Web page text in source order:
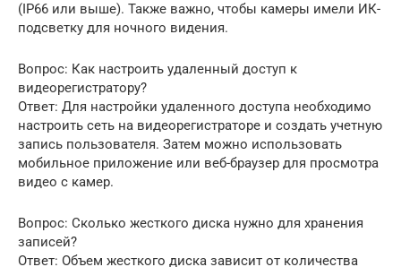
(IP66 или выше). Также важно, чтобы камеры имели ИК-
подсветку для ночного видения.
Вопрос: Как настроить удаленный доступ к
видеорегистратору?
Ответ: Для настройки удаленного доступа необходимо
настроить сеть на видеорегистраторе и создать учетную
запись пользователя. Затем можно использовать
мобильное приложение или веб-браузер для просмотра
видео с камер.
Вопрос: Сколько жесткого диска нужно для хранения
записей?
Ответ: Объем жесткого диска зависит от количества